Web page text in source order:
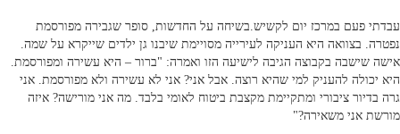
עבדתי פעם במרכז יום לקשיש.בשיחה על החדשות, סופר שגבירה מפורסמת
נפטרה. בצוואה היא העניקה לעירייה מסויימת שיבנו גן ילדים שייקרא על שמה.
אישה שישבה בקבוצה הגיבה לישיעה הזו ואמרה: "ברור – היא עשירה ומפורסמת.
היא יכולה להעניק למי שהיא רוצה. אבל אני? אני לא עשירה ולא מפורסמת. אני
גרה בדיור ציבורי ומתקיימת מקצבת ביטוח לאומי בלבד. מה אני מורישה? איזה
מורשת אני משאירה?"